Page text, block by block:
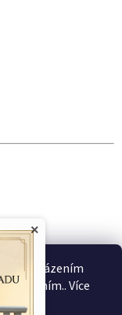
procházením
Více
×